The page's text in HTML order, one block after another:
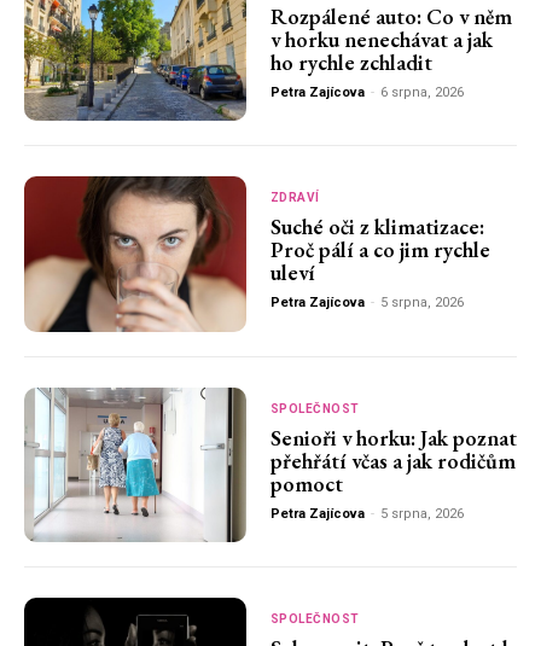
Rozpálené auto: Co v něm
v horku nenechávat a jak
ho rychle zchladit
Petra Zajícova - 6 srpna, 2026
ZDRAVÍ
Suché oči z klimatizace:
Proč pálí a co jim rychle
uleví
Petra Zajícova - 5 srpna, 2026
SPOLEČNOST
Senioři v horku: Jak poznat
přehřátí včas a jak rodičům
pomoct
Petra Zajícova - 5 srpna, 2026
SPOLEČNOST